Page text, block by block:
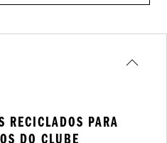
RECICLADOS PARA
DO CLUBE